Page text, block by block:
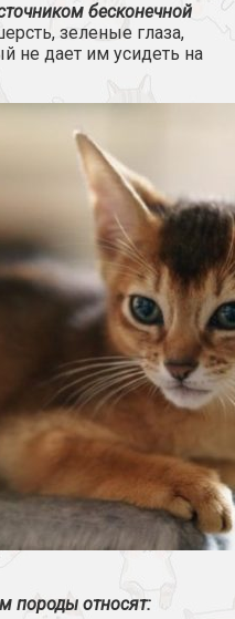
бесконечной
зеленые глаза,
не дает им усидеть на
породы относят: